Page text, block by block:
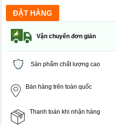
Vận chuyển đơn giản
Sản phẩm chất lượng cao
Bán hàng trên toàn quốc
Thanh toán khi nhận hàng